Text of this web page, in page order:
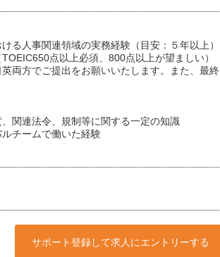
る人事関連領域の実務経験（目安：５年以上）
点以上必須、800点以上が望ましい）
両方でご提出をお願いいたします。また、最終
関連法令、規制等に関する一定の知識
チームで働いた経験
サポート登録して求人にエントリーする